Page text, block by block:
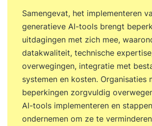
Samengevat, het implementeren
generatieve AI-tools brengt
uitdagingen met zich mee,
datakwaliteit, technische
overwegingen, integratie met
systemen en kosten. Organisaties
beperkingen zorgvuldig
AI-tools implementeren en stappen
ondernemen om ze te